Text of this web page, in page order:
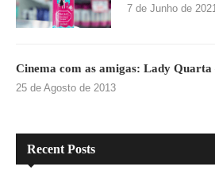
7 de Junho de
Cinema com as amigas: Lady Quarta
25 de Agosto de 2013
Recent Posts